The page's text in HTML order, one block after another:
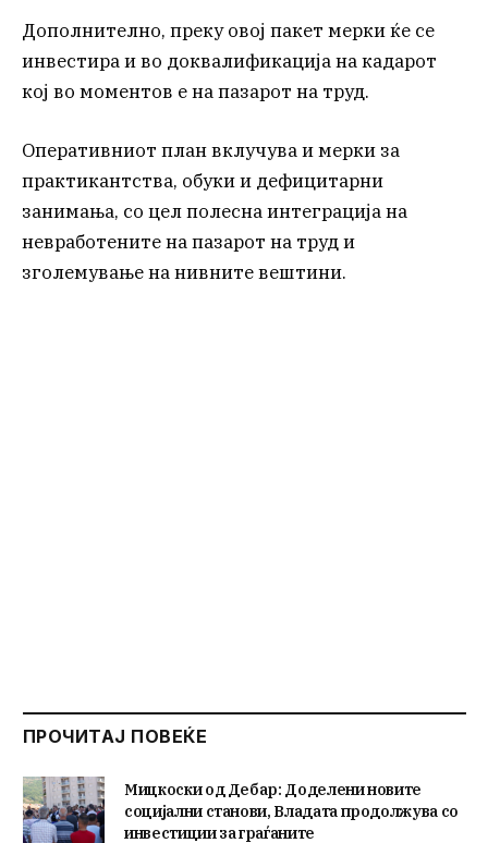
Дополнително, преку овој пакет мерки ќе се
инвестира и во доквалификација на кадарот
кој во моментов е на пазарот на труд.
Оперативниот план вклучува и мерки за
практикантства, обуки и дефицитарни
занимања, со цел полесна интеграција на
невработените на пазарот на труд и
зголемување на нивните вештини.
ПРОЧИТАЈ ПОВЕЌЕ
Мицкоски од Дебар: Доделени новите
социјални станови, Владата продолжува со
инвестиции за граѓаните